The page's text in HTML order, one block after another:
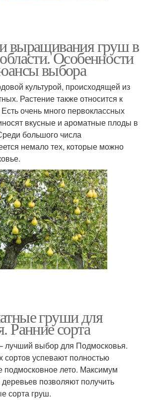
выращивания груш в
Особенности
выбора
культурой, происходящей из
Растение также относится к
очень много первоклассных
вкусные и ароматные плоды в
большого числа
немало тех, которые можно
груши для
Ранние сорта
лучший выбор для Подмосковья.
успевают полностью
подмосковное лето. Максимум
позволяют получить
сорта груш.